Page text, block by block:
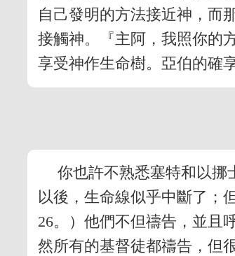
自己發明的方法接近神，而
接觸神。『主阿，我照你的
享受神作生命樹。亞伯的確
你也許不熟悉塞特和以挪
以後，生命線似乎中斷了；
26。）他們不但禱告，並且
然所有的基督徒都禱告，但